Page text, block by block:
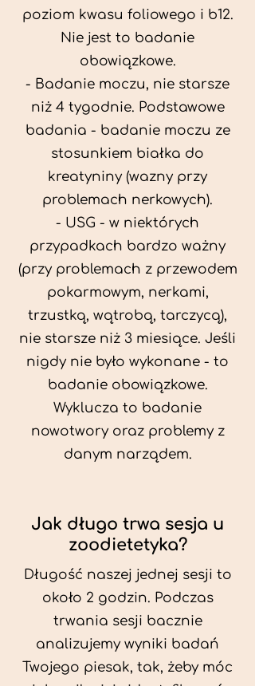
poziom kwasu foliowego i b12.
Nie jest to badanie
obowiązkowe.
- Badanie moczu, nie starsze
niż 4 tygodnie. Podstawowe
badania - badanie moczu ze
stosunkiem białka do
kreatyniny (wazny przy
problemach nerkowych).
- USG - w niektórych
przypadkach bardzo ważny
(przy problemach z przewodem
pokarmowym, nerkami,
trzustką, wątrobą, tarczycą),
nie starsze niż 3 miesiące. Jeśli
nigdy nie było wykonane - to
badanie obowiązkowe.
Wyklucza to badanie
nowotwory oraz problemy z
danym narządem.
Jak długo trwa sesja u
zoodietetyka?
Długość naszej jednej sesji to
około 2 godzin. Podczas
trwania sesji bacznie
analizujemy wyniki badań
Twojego piesak, tak, żeby móc